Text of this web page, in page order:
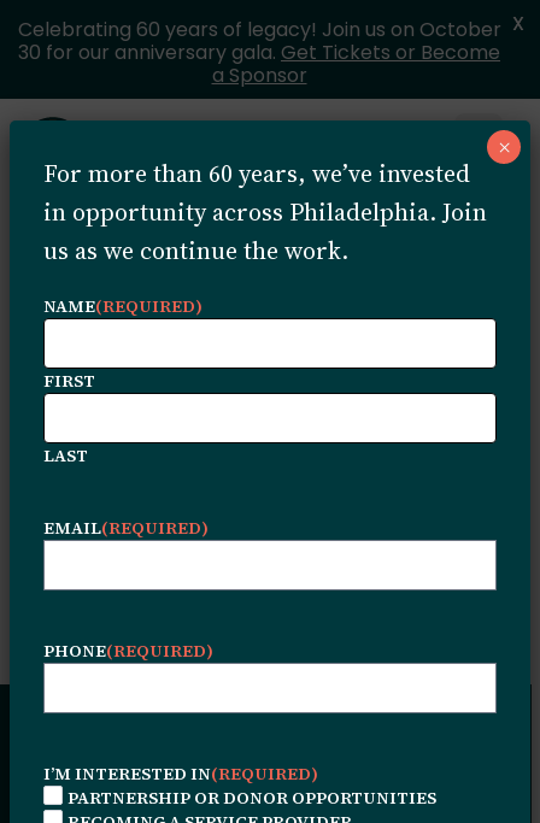
Skip to content
MENU
Landing
Page
Maximum
QA
Celebrating 60 years of legacy! Join us on October
30 for our anniversary gala. Get Tickets or Become
a Sponsor
X
For more than 60 years, we’ve invested
in opportunity across Philadelphia. Join
us as we continue the work.
NAME(REQUIRED)
FIRST
LAST
EMAIL(REQUIRED)
PHONE(REQUIRED)
I’M INTERESTED IN(REQUIRED)
PARTNERSHIP OR DONOR OPPORTUNITIES
×